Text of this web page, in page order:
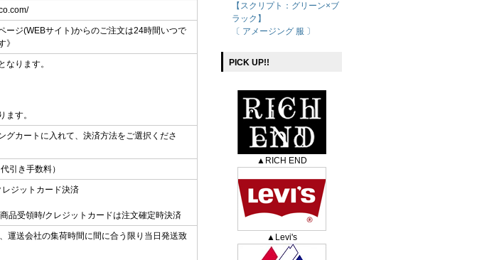
ージ(WEBサイト)からのご注文は24時間いつで
》
なります。
ます。
グカートに入れて、決済方法をご選択くださ
引き手数料）
ジットカード決済
品受領時/クレジットカードは注文確定時決済
運送会社の集荷時間に間に合う限り当日発送致
【スクリプト：グリーン×ブ
ラック】
〔 アメージング 服 〕
PICK UP!!
▲RICH END
▲Levi's